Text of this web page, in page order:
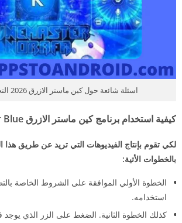
اسئلة شائعة حول كين ماستر الازرق 2026 التحديث الاخير
كيفية استخدام برنامج كين ماستر الازرق Kinemaster Blue؟
لكي تقوم بإنتاج الفيديوهات التي تريد عن طريق هذا
بالخطوات الأتية:
الخطوة الأولي الموافقة على الشروط الخاصة
استخدامه.
كذلك الخطوة الثانية. الضغط على الزر الذي يوجد